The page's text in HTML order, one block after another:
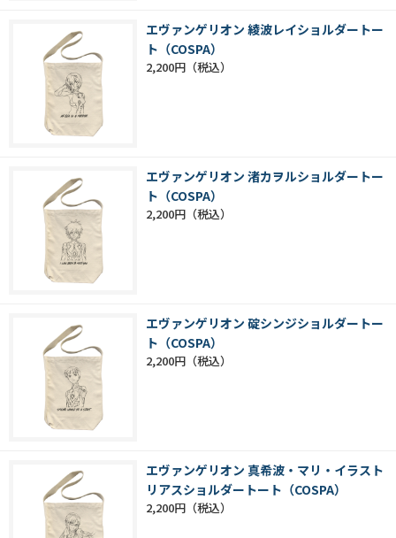
エヴァンゲリオン 綾波レイショルダートー
ト（COSPA）
2,200円
エヴァンゲリオン 渚カヲルショルダートー
ト（COSPA）
2,200円
エヴァンゲリオン 碇シンジショルダートー
ト（COSPA）
2,200円
エヴァンゲリオン 真希波・マリ・イラスト
リアスショルダートート（COSPA）
2,200円